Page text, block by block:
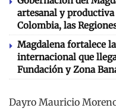
artesanal y
Colombia, las
Magdalena fortalece
internacional que
Fundación y Zona
Dayro Mauricio